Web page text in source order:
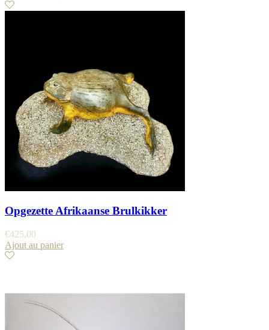
Opgezette Afrikaanse Brulkikker
€425,00
Ajout au panier